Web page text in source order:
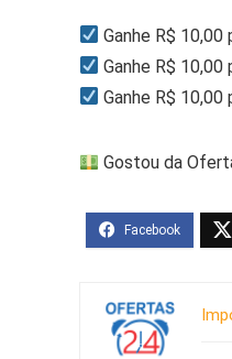
Ganhe R$
Ganhe R$
Ganhe R$
Gostou da